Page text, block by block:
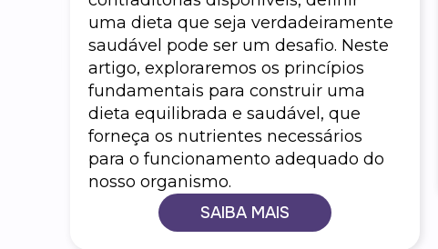
uma dieta que seja verdadeiramente
saudável pode ser um desafio. Neste
artigo, exploraremos os princípios
fundamentais para construir uma
dieta equilibrada e saudável, que
forneça os nutrientes necessários
para o funcionamento adequado do
nosso organismo.
SAIBA MAIS